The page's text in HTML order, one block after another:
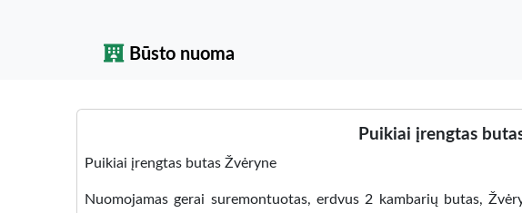
Būsto nuoma
Puikiai įrengtas
Puikiai įrengtas butas Žvėryne
Nuomojamas gerai suremontuotas, erdvus 2 kambarių butas,